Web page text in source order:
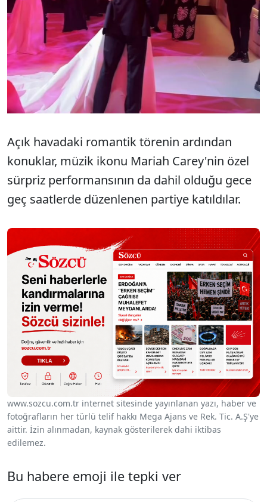
Açık havadaki romantik törenin ardından
konuklar, müzik ikonu Mariah Carey'nin özel
sürpriz performansının da dahil olduğu gece
geç saatlerde düzenlenen partiye katıldılar.
www.sozcu.com.tr internet sitesinde yayınlanan yazı, haber ve
fotoğrafların her türlü telif hakkı Mega Ajans ve Rek. Tic. A.Ş'ye
aittir. İzin alınmadan, kaynak gösterilerek dahi iktibas
edilemez.
Bu habere emoji ile tepki ver